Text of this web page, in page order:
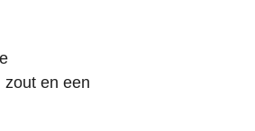
zout en een